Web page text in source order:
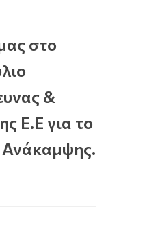
στο
&
Ε.Ε για το
Ανάκαμψης.